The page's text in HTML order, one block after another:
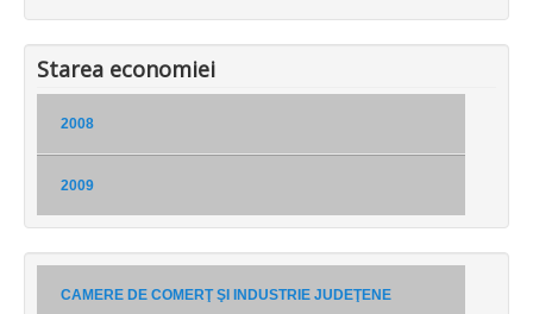
Starea economiei
2008
2009
CAMERE DE COMERŢ ŞI INDUSTRIE JUDEŢENE